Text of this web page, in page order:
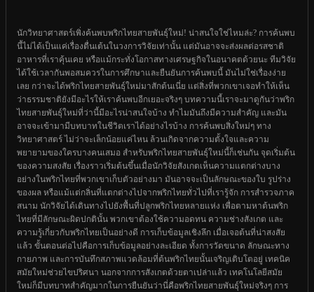
นักวิทยาศาสตร์เพิ่งค้นพบพริกไทยสายพันธุ์ใหม่! น่าสนใจใช่ไหมล่ะ? การค้นพบ
นี้ไม่ได้เป็นแค่เรื่องตื่นเต้นในวงการวิจัยเท่านั้น แต่มันอาจจะส่งผลต่อรสชาติ
อาหารที่เราคุ้นเคย หรือแม้กระทั่งโอกาสทางเศรษฐกิจในอนาคตด้วยนะ ทีมวิจัย
ได้ใช้เวลากันพอสมควรในการศึกษาและยืนยันการค้นพบนี้ มันไม่ใช่เรื่องง่าย
เลย กว่าจะได้พริกไทยสายพันธุ์ใหม่มาสักต้นเนี่ย แต่สิ่งที่พวกเขาเจอทำให้เห็น
ว่าธรรมชาติยังมีอะไรให้เราค้นพบอีกเยอะจริงๆ บทความนี้เราจะมาดูกันว่าพริก
ไทยสายพันธุ์ใหม่ที่ว่านี้มีอะไรน่าสนใจบ้าง ทำไมมันถึงมีความสำคัญ และมัน
อาจจะเข้ามามีบทบาทในชีวิตเราได้อย่างไรบ้าง การค้นพบสิ่งใหม่ๆ ทาง
วิทยาศาสตร์ ไม่ว่าจะเล็กน้อยแค่ไหน ล้วนเกิดจากความตั้งใจและความ
พยายามของใครบางคนเสมอ สำหรับพริกไทยสายพันธุ์ใหม่นี้ก็เช่นกัน จุดเริ่มต้น
ของความสงสัย เรื่องราวเริ่มต้นขึ้นเมื่อนักวิจัยสังเกตเห็นความแตกต่างบาง
อย่างในพริกไทยที่พวกเขาเก็บตัวอย่างมา มันอาจจะเป็นลักษณะของใบ รูปร่าง
ของผล หรือแม้แต่กลิ่นที่แตกต่างไปจากพริกไทยทั่วไปที่เรารู้จัก การสำรวจภาค
สนาม นักวิจัยได้เดินทางไปยังพื้นที่ปลูกพริกไทยหลายแห่ง เพื่อตามหาต้นพริก
ไทยที่มีลักษณะผิดปกตินั้น พวกเขาต้องใช้ความอดทน ความช่างสังเกต และ
ความรู้เกี่ยวกับพริกไทยเป็นอย่างดี การเก็บข้อมูลเชิงลึก เมื่อเจอต้นที่น่าสงสัย
แล้ว ขั้นตอนต่อไปคือการเก็บข้อมูลอย่างละเอียด ทั้งการวัดขนาด ลักษณะทาง
กายภาพ และการบันทึกสภาพแวดล้อมที่ต้นพริกไทยนั้นเจริญเติบโตอยู่ เทคนิค
สมัยใหม่ช่วยไขปริศนา นอกจากการสังเกตด้วยตาเปล่าแล้ว เทคโนโลยีสมัย
ใหม่ก็มีบทบาทสำคัญมากในการยืนยันว่านี่คือพริกไทยสายพันธุ์ใหม่จริงๆ การ